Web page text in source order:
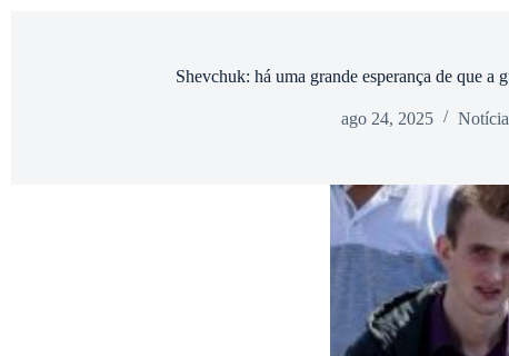
Shevchuk: há uma grande esperança de que a
ago 24, 2025